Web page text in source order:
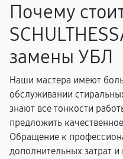
Почему
замены УБЛ
Наши мастера имеют
обслуживании
знают все тонкости
предложить
Обращение к
дополнительных затрат